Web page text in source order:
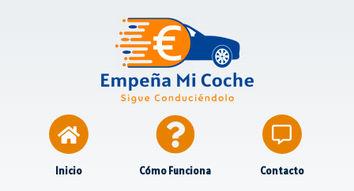
Inicio Cómo Funciona Contacto